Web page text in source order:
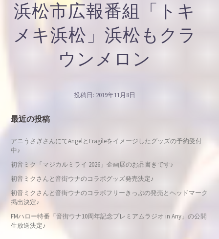
浜松市広報番組「トキ
メキ浜松」浜松もクラ
ウンメロン
投稿日: 2019年11月8日
最近の投稿
アニうさぎさんにてAngelとFragileをイメージしたグッズの予約受付
中♪
初音ミク「マジカルミライ 2026」企画展のお品書きです♪
初音ミクさんと音街ウナのコラボグッズ発売決定♪
初音ミクさんと音街ウナのコラボフリーきっぷの発売とヘッドマーク
掲出決定♪
FMハロー特番「音街ウナ10周年記念プレミアムラジオ in Any」の公開
生放送決定♪